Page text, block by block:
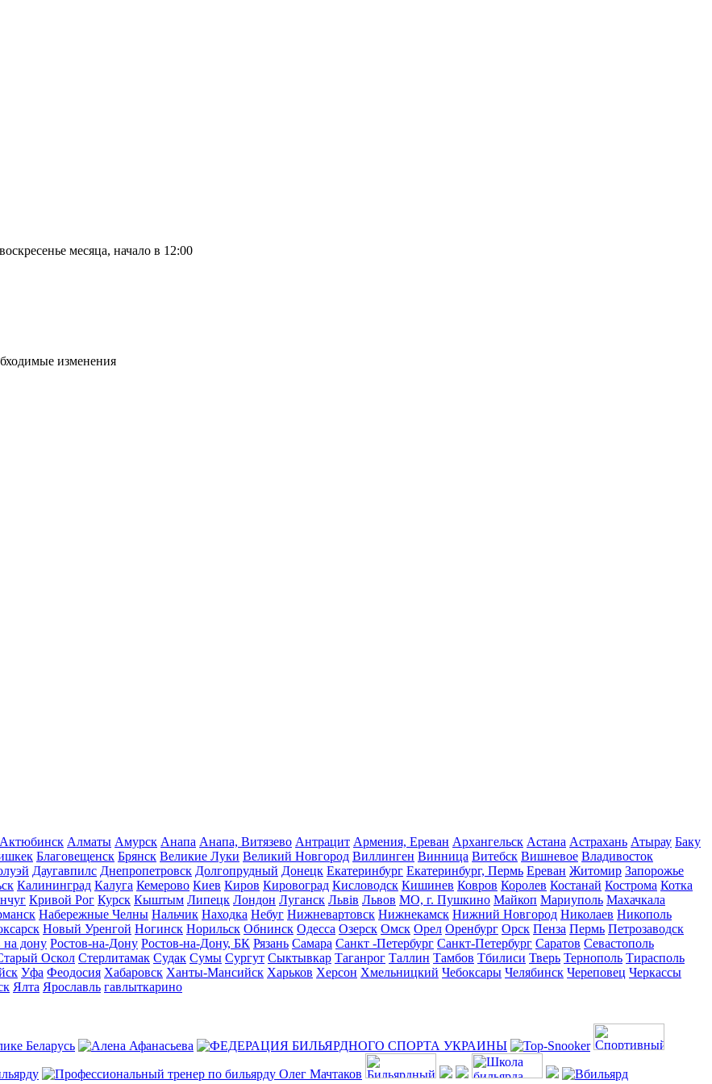
месяца, начало в 12:00
изменения
Актюбинск Алматы Амурск Анапа Анапа, Витязево Антрацит Армения, Ереван Архангельск Астана Астрахань Атырау Баку
Благовещенск Брянск Великие Луки Великий Новгород Виллинген Винница Витебск Вишневое Владивосток
Даугавпилс Днепропетровск Долгопрудный Донецк Екатеринбург Екатеринбург, Пермь Ереван Житомир Запорожье
Калининград Калуга Кемерово Киев Киров Кировоград Кисловодск Кишинев Ковров Королев Костанай Кострома Котка
Кривой Рог Курск Кыштым Липецк Лондон Луганск Львів Львов МО, г. Пушкино Майкоп Мариуполь Махачкала
Набережные Челны Нальчик Находка Небуг Нижневартовск Нижнекамск Нижний Новгород Николаев Никополь
Новый Уренгой Ногинск Норильск Обнинск Одесса Озерск Омск Орел Оренбург Орск Пенза Пермь Петрозаводск
на дону Ростов-на-Дону Ростов-на-Дону, БК Рязань Самара Санкт -Петербург Санкт-Петербург Саратов Севастополь
Оскол Стерлитамак Судак Сумы Сургут Сыктывкар Таганрог Таллин Тамбов Тбилиси Тверь Тернополь Тирасполь
Уфа Феодосия Хабаровск Ханты-Мансийск Харьков Херсон Хмельницкий Чебоксары Челябинск Череповец Черкассы
Ялта Ярославль гавлыткарино